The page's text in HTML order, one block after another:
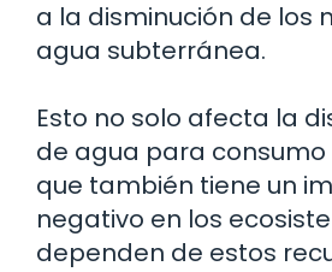
a la disminución de los
agua subterránea.
Esto no solo afecta la
de agua para consumo
que también tiene un
negativo en los
dependen de estos